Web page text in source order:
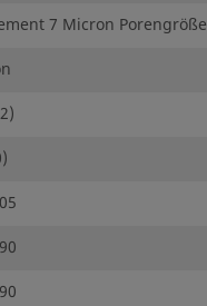
7 Micron Porengröße